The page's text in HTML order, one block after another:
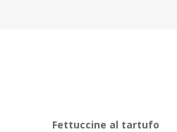
Fettuccine al tartufo